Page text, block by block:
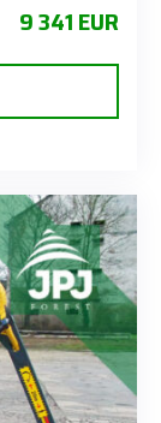
9 341 EUR